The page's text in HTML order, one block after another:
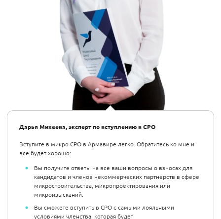
Дарья Михеева, эксперт по вступлению в СРО
Вступите в микро СРО в Армавире легко. Обратитесь ко мне и
все будет хорошо:
Вы получите ответы на все ваши вопросы о взносах для
кандидатов и членов некоммерческих партнерств в сфере
микростроительства, микропроектирования или
микроизысканий.
Вы сможете вступить в СРО с самыми лояльными
условиями членства, которая будет